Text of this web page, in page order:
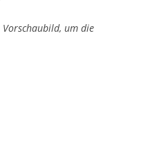
um die